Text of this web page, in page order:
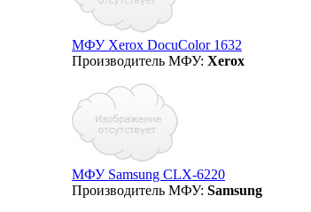
МФУ Xerox DocuColor 1632
Производитель МФУ: Xerox
МФУ Samsung CLX-6220
Производитель МФУ: Samsung